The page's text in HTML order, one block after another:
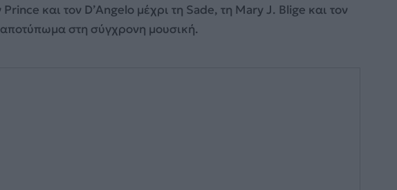
και τον D’Angelo μέχρι τη Sade, τη Mary J. Blige και τον
στη σύγχρονη μουσική.